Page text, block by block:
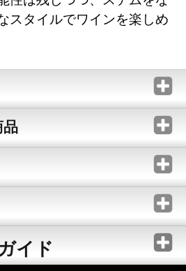
スタイルでワインを楽しめ
イド